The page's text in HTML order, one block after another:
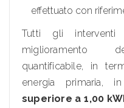
effettuato con
Tutti gli interventi
miglioramento
quantificabile, in
energia
superiore a 1,00